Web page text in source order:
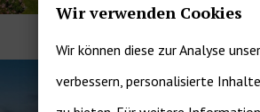
Wir verwenden Cookies
Wir können diese zur Analyse
verbessern, personalisierte